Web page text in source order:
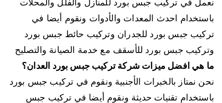
نعمل في تركيب جبس بورد للمنازل والفلل والمحلات
باستخدام احدث المعدات والأدوات ونقوم أيضا في
تركيب جبس بورد للجدران وتركيب حائط جبس بورد
وتركيب جبس بورد للأسقف مع خدمة الصيانة والتصليح
ما هي افضل ميزات شركة تركيب جبس بورد العدان؟
نحن نمتاز بالخبرات الأجنبية ونقوم في تركيب جبس بورد
باستخدام تقنيات حديثة ونقوم أيضا في تركيب جبس